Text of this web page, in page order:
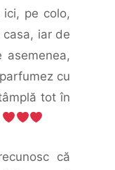
pe colo,
iar de
asemenea,
cu
tot în
că